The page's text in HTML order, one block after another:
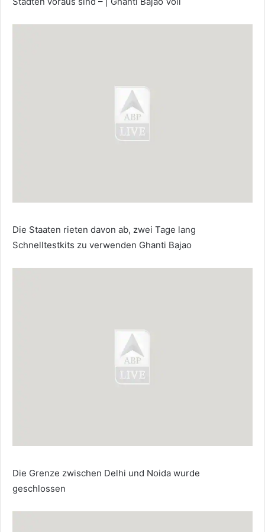
Die Staaten rieten davon ab, zwei Tage lang
Schnelltestkits zu verwenden Ghanti Bajao
Die Grenze zwischen Delhi und Noida wurde
geschlossen